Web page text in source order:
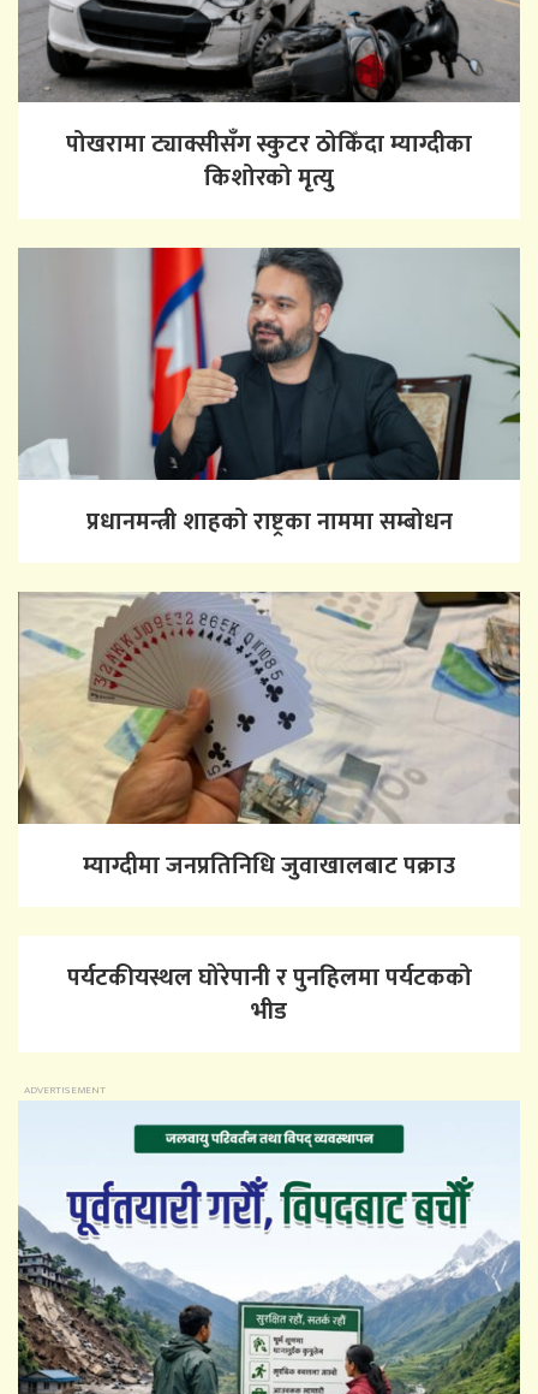
पोखरामा ट्याक्सीसँग स्कुटर ठोकिँदा म्याग्दीका
किशोरको मृत्यु
प्रधानमन्त्री शाहको राष्ट्रका नाममा सम्बोधन
म्याग्दीमा जनप्रतिनिधि जुवाखालबाट पक्राउ
पर्यटकीयस्थल घोरेपानी र पुनहिलमा पर्यटकको
भीड